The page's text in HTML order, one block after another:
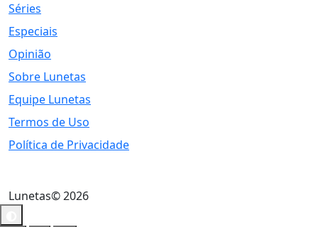
Séries
Especiais
Opinião
Sobre Lunetas
Equipe Lunetas
Termos de Uso
Política de Privacidade
Lunetas© 2026